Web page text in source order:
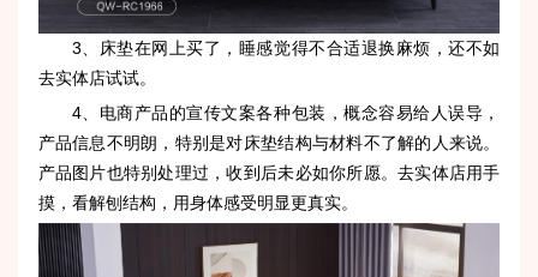
3、床垫在网上买了，睡感觉得不合适退换麻烦，还不如
去实体店试试。
4、电商产品的宣传文案各种包装，概念容易给人误导，
产品信息不明朗，特别是对床垫结构与材料不了解的人来说。
产品图片也特别处理过，收到后未必如你所愿。去实体店用手
摸，看解刨结构，用身体感受明显更真实。